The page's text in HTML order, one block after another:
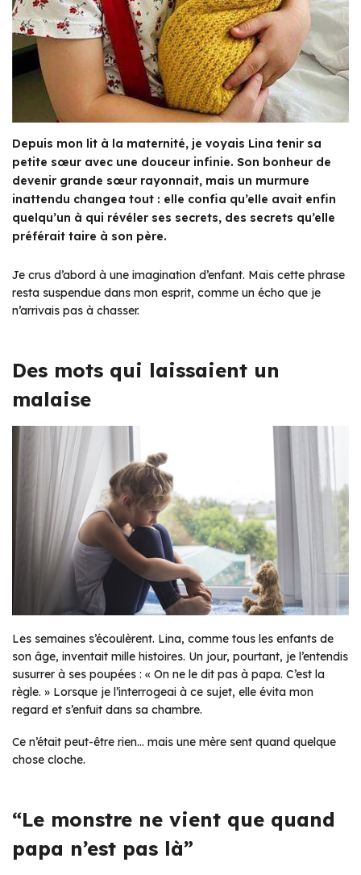
Depuis mon lit à la maternité, je voyais Lina tenir sa
petite sœur avec une douceur infinie. Son bonheur de
devenir grande sœur rayonnait, mais un murmure
inattendu changea tout : elle confia qu’elle avait enfin
quelqu’un à qui révéler ses secrets, des secrets qu’elle
préférait taire à son père.
Je crus d’abord à une imagination d’enfant. Mais cette phrase
resta suspendue dans mon esprit, comme un écho que je
n’arrivais pas à chasser.
Des mots qui laissaient un
malaise
Les semaines s’écoulèrent. Lina, comme tous les enfants de
son âge, inventait mille histoires. Un jour, pourtant, je l’entendis
susurrer à ses poupées : « On ne le dit pas à papa. C’est la
règle. » Lorsque je l’interrogeai à ce sujet, elle évita mon
regard et s’enfuit dans sa chambre.
Ce n’était peut-être rien… mais une mère sent quand quelque
chose cloche.
“Le monstre ne vient que quand
papa n’est pas là”